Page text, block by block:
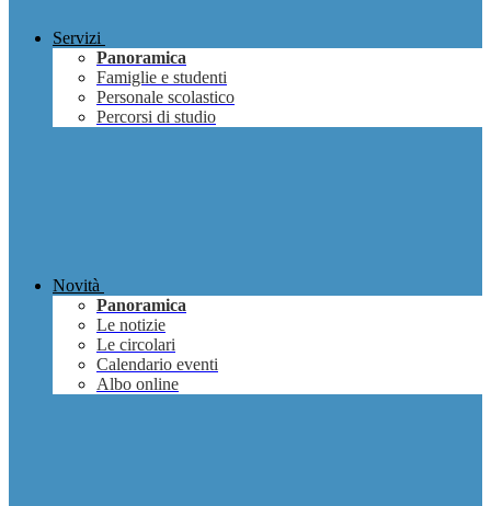
Servizi
Panoramica
Famiglie e studenti
Personale scolastico
Percorsi di studio
Novità
Panoramica
Le notizie
Le circolari
Calendario eventi
Albo online